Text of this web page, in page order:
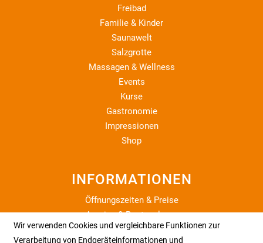
Wir verwenden Cookies und vergleichbare Funktionen zur
Verarbeitung von Endgeräteinformationen und
Freibad
Familie & Kinder
Saunawelt
Salzgrotte
Massagen & Wellness
Events
Kurse
Gastronomie
Impressionen
Shop
INFORMATIONEN
Öffnungszeiten & Preise
Anreise & Routenplaner
Nachhaltigkeit